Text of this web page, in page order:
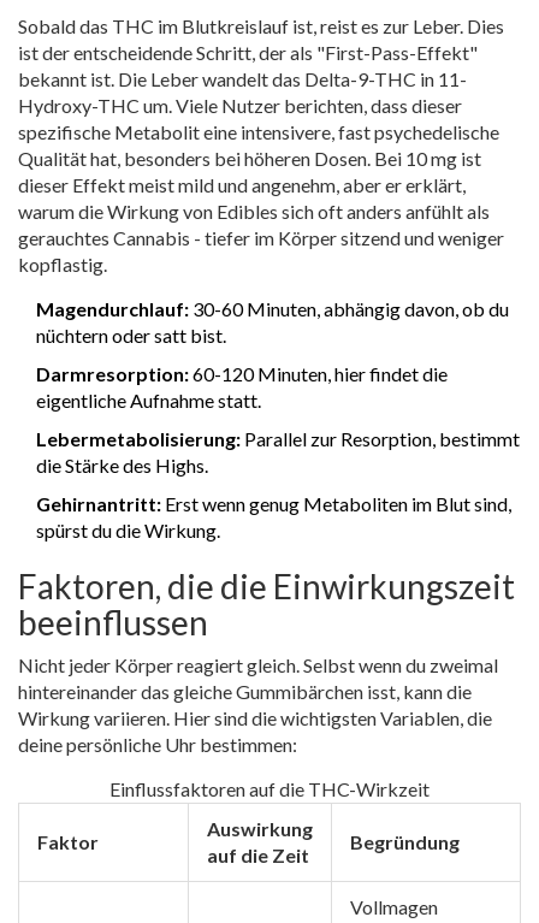
Sobald das THC im Blutkreislauf ist, reist es zur Leber. Dies
ist der entscheidende Schritt, der als "First-Pass-Effekt"
bekannt ist. Die Leber wandelt das Delta-9-THC in 11-
Hydroxy-THC um. Viele Nutzer berichten, dass dieser
spezifische Metabolit eine intensivere, fast psychedelische
Qualität hat, besonders bei höheren Dosen. Bei 10 mg ist
dieser Effekt meist mild und angenehm, aber er erklärt,
warum die Wirkung von Edibles sich oft anders anfühlt als
gerauchtes Cannabis - tiefer im Körper sitzend und weniger
kopflastig.
Magendurchlauf: 30-60 Minuten, abhängig davon, ob du
nüchtern oder satt bist.
Darmresorption:60-120 Minuten, hier findet die
eigentliche Aufnahme statt.
Lebermetabolisierung: Parallel zur Resorption, bestimmt
die Stärke des Highs.
Gehirnantritt: Erst wenn genug Metaboliten im Blut sind,
spürst du die Wirkung.
Faktoren, die die Einwirkungszeit
beeinflussen
Nicht jeder Körper reagiert gleich. Selbst wenn du zweimal
hintereinander das gleiche Gummibärchen isst, kann die
Wirkung variieren. Hier sind die wichtigsten Variablen, die
deine persönliche Uhr bestimmen:
Einflussfaktoren auf die THC-Wirkzeit
Faktor
Auswirkung
auf die Zeit
Begründung
Vollmagen